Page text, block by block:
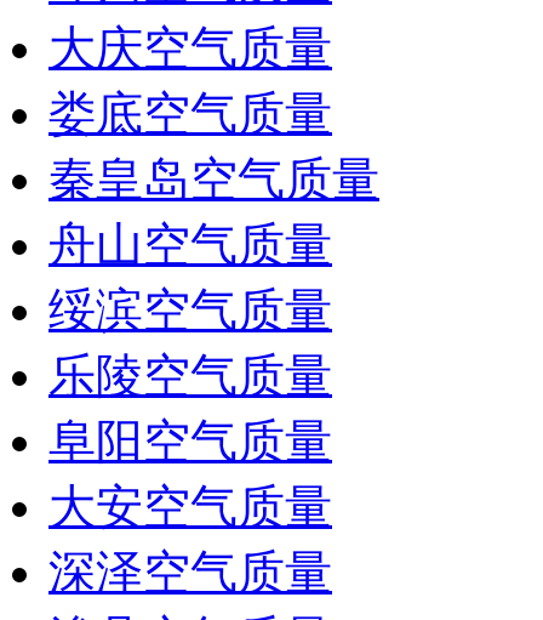
大庆空气质量
娄底空气质量
秦皇岛空气质量
舟山空气质量
绥滨空气质量
乐陵空气质量
阜阳空气质量
大安空气质量
深泽空气质量